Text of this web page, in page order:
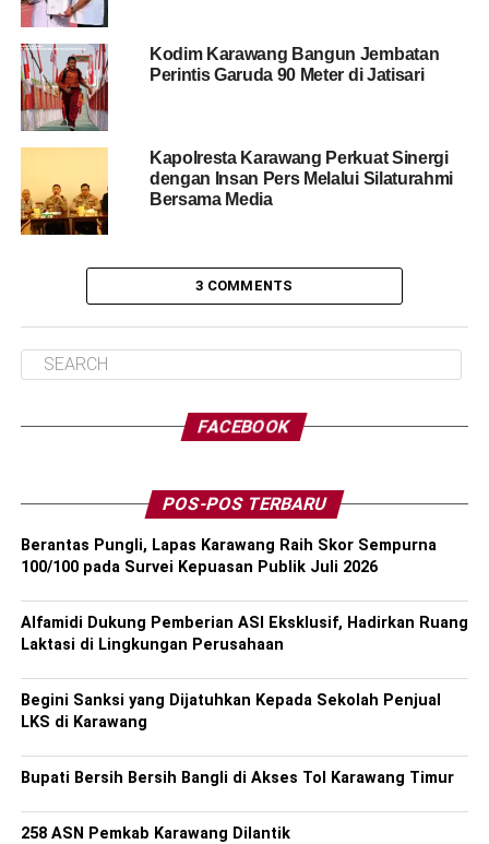
Kodim Karawang Bangun Jembatan
Perintis Garuda 90 Meter di Jatisari
Kapolresta Karawang Perkuat Sinergi
dengan Insan Pers Melalui Silaturahmi
Bersama Media
3 COMMENTS
FACEBOOK
POS-POS TERBARU
Berantas Pungli, Lapas Karawang Raih Skor Sempurna
100/100 pada Survei Kepuasan Publik Juli 2026
Alfamidi Dukung Pemberian ASI Eksklusif, Hadirkan Ruang
Laktasi di Lingkungan Perusahaan
Begini Sanksi yang Dijatuhkan Kepada Sekolah Penjual
LKS di Karawang
Bupati Bersih Bersih Bangli di Akses Tol Karawang Timur
258 ASN Pemkab Karawang Dilantik